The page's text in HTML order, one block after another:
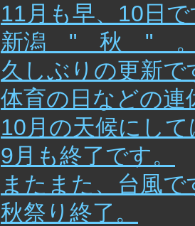
11月も早、10日
新潟 " 秋 "
久しぶりの更新で
体育の日などの連
10月の天候にし
9月も終了です。
またまた、台風で
秋祭り終了。